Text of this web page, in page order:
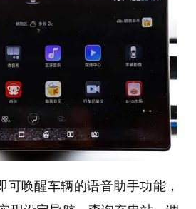
可唤醒车辆的语音助手功能，